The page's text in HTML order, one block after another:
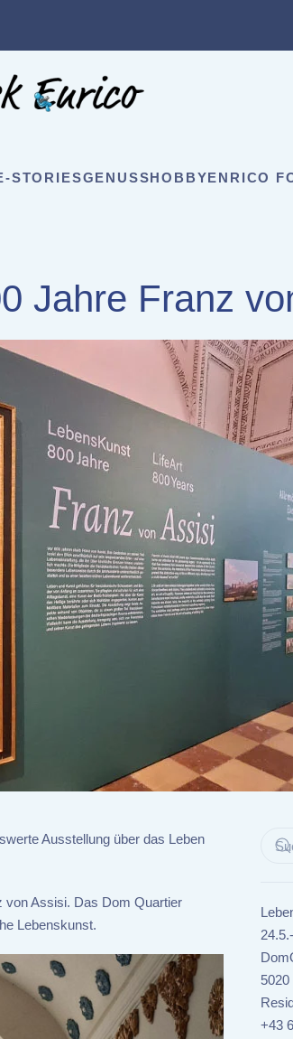
STORIESGENUSSHOBBYENRICO
Jahre Franz
Ausstellung über das Leben
von Assisi. Das Dom Quartier
Lebenskunst.
+43